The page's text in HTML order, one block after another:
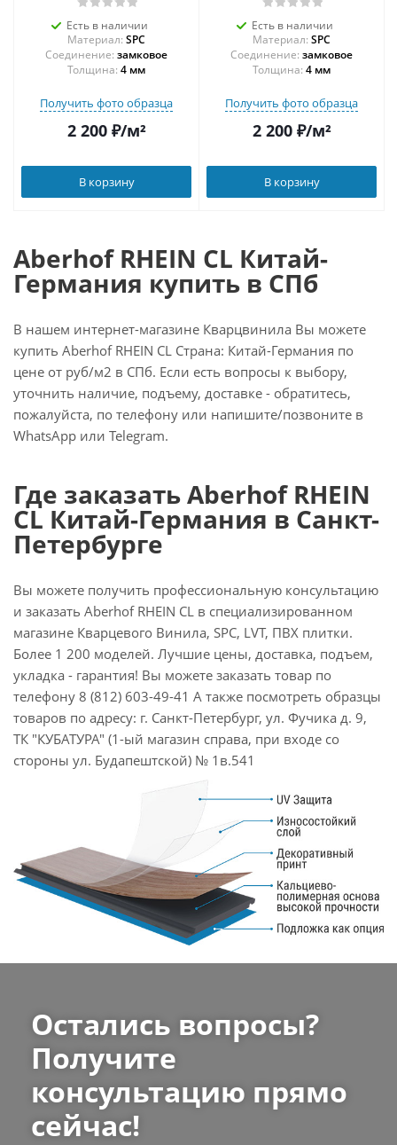
Есть в наличии
Материал: SPC
Соединение: замковое
Толщина: 4 мм
Получить фото образца
2 200₽/м²
В корзину
Есть в наличии
Материал: SPC
Соединение: замковое
Толщина: 4 мм
Получить фото образца
2 200₽/м²
В корзину
Aberhof RHEIN CL Китай-
Германия купить в СПб
В нашем интернет-магазине Кварцвинила Вы можете
купить Aberhof RHEIN CL Страна: Китай-Германия по
цене от руб/м2 в СПб. Если есть вопросы к выбору,
уточнить наличие, подъему, доставке - обратитесь,
пожалуйста, по телефону или напишите/позвоните в
WhatsApp или Telegram.
Где заказать Aberhof RHEIN
CL Китай-Германия в Санкт-
Петербурге
Вы можете получить профессиональную консультацию
и заказать Aberhof RHEIN CL в специализированном
магазине Кварцевого Винила, SPC, LVT, ПВХ плитки.
Более 1 200 моделей. Лучшие цены, доставка, подъем,
укладка - гарантия! Вы можете заказать товар по
телефону 8 (812) 603-49-41 А также посмотреть образцы
товаров по адресу: г. Санкт-Петербург, ул. Фучика д. 9,
ТК "КУБАТУРА" (1-ый магазин справа, при входе со
стороны ул. Будапештской) № 1в.541
Остались вопросы?
Получите
консультацию прямо
сейчас!